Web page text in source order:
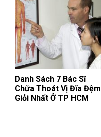
Danh Sách 7 Bác Sĩ
Chữa Thoát Vị Đĩa Đệm
Giỏi Nhất Ở TP HCM